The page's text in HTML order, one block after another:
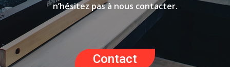
n’hésitez pas à nous contacter.
Contact